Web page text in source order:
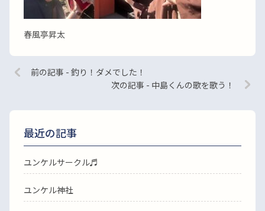
春風亭昇太
前の記事 - 釣り！ダメでした！
次の記事 - 中島くんの歌を歌う！
最近の記事
ユンケルサークル♬
ユンケル神社